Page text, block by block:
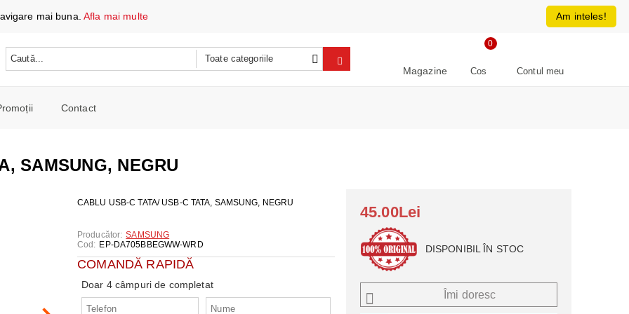
RON
Magazine Cos
0
Contul meu
ȘI ÎNCĂRCARE
TELEFOANE ȘI TABLETE
PORTABILI
ȘI CAFETIERE
COMBINE FRIGORIFICE
Contact
SAMSUNG, NEGRU
CABLU USB-C TATA/ USB-C TATA, SAMSUNG, NEGRU
Producător: SAMSUNG
Cod: EP-DA705BBEGWW-WRD
COMANDĂ RAPIDĂ
Doar 4 câmpuri de completat
45.00Lei
DISPONIBIL ÎN STOC
Îmi doresc
Am inteles!
mai buna.Afla mai multe